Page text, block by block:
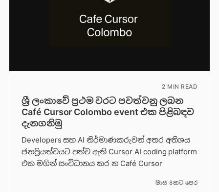
2 MIN READ
ශ්‍රී ලංකාවේ ප්‍රථම වරට පවත්වනු ලබන
Café Cursor Colombo event එක පිළිබඳව
දැනගනිමු
Developers සහ AI නිර්මාණකරුවන් අතර අතිශය
ජනප්‍රියත්වයට පත්ව ඇති Cursor AI coding platform
එක මගින් සංවිධානය කර න Café Cursor
මාස 8කට පෙර